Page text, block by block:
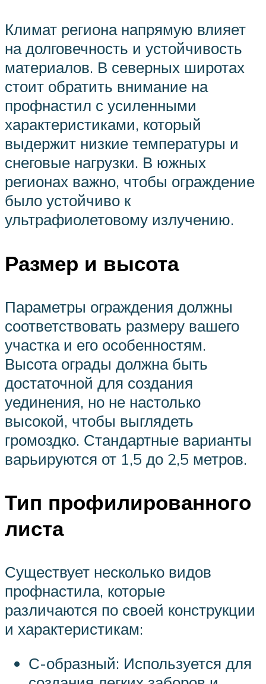
Климат региона напрямую влияет
на долговечность и устойчивость
материалов. В северных широтах
стоит обратить внимание на
профнастил с усиленными
характеристиками, который
выдержит низкие температуры и
снеговые нагрузки. В южных
регионах важно, чтобы ограждение
было устойчиво к
ультрафиолетовому излучению.
Размер и высота
Параметры ограждения должны
соответствовать размеру вашего
участка и его особенностям.
Высота ограды должна быть
достаточной для создания
уединения, но не настолько
высокой, чтобы выглядеть
громоздко. Стандартные варианты
варьируются от 1,5 до 2,5 метров.
Тип профилированного
листа
Существует несколько видов
профнастила, которые
различаются по своей конструкции
и характеристикам:
С-образный: Используется для